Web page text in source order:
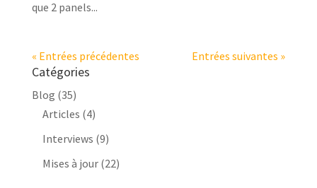
que 2 panels...
« Entrées précédentes Entrées suivantes »
Catégories
Blog (35)
Articles (4)
Interviews (9)
Mises à jour(22)